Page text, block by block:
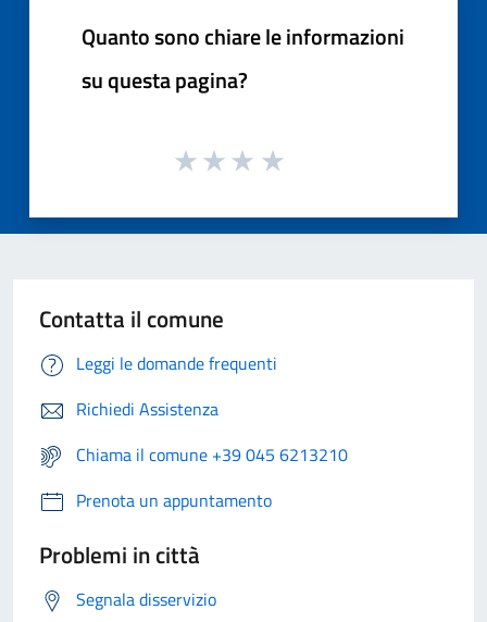
Quanto sono chiare le informazioni
su questa pagina?
Contatta il comune
Leggi le domande frequenti
Richiedi Assistenza
Chiama il comune +39 045 6213210
Prenota un appuntamento
Problemi in città
Segnala disservizio